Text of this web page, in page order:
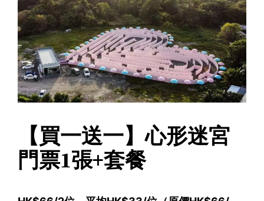
【買一送一】心形迷宮
門票1張+套餐